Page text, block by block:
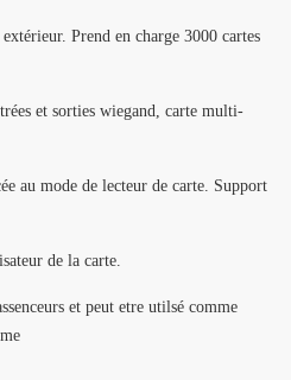
Prend en charge 3000 cartes
et sorties wiegand, carte multi-
au mode de lecteur de carte. Support
de la carte.
et peut etre utilsé comme